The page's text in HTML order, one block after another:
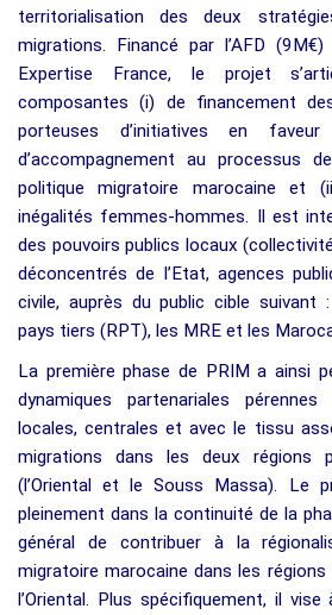
territorialisation des deux
migrations. Financé par l’AFD
Expertise France, le projet
composantes (i) de financement
porteuses d’initiatives en
d’accompagnement au processus
politique migratoire marocaine et
inégalités femmes-hommes. Il est
des pouvoirs publics locaux
déconcentrés de l’Etat, agences
civile, auprès du public cible suivant
pays tiers (RPT), les MRE et les
La première phase de PRIM a ainsi
dynamiques partenariales
locales, centrales et avec le tissu
migrations dans les deux régions
(l’Oriental et le Souss Massa). Le
pleinement dans la continuité de la
général de contribuer à la
migratoire marocaine dans les
l’Oriental. Plus spécifiquement, il